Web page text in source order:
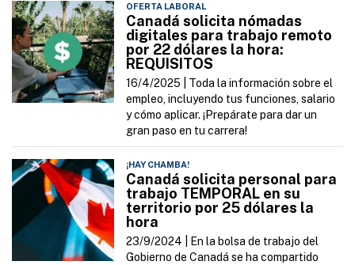
OFERTA LABORAL
Canadá solicita nómadas
digitales para trabajo remoto
por 22 dólares la hora:
REQUISITOS
16/4/2025 | Toda la información sobre el
empleo, incluyendo tus funciones, salario
y cómo aplicar. ¡Prepárate para dar un
gran paso en tu carrera!
¡HAY CHAMBA!
Canadá solicita personal para
trabajo TEMPORAL en su
territorio por 25 dólares la
hora
23/9/2024 |
En la bolsa de trabajo del
Gobierno de Canadá se ha compartido